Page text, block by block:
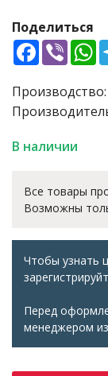
Поделиться
Facebook
Viber
Производство:
В наличии
Все товары
Возможны
Чтобы узнать
Перед
менеджером